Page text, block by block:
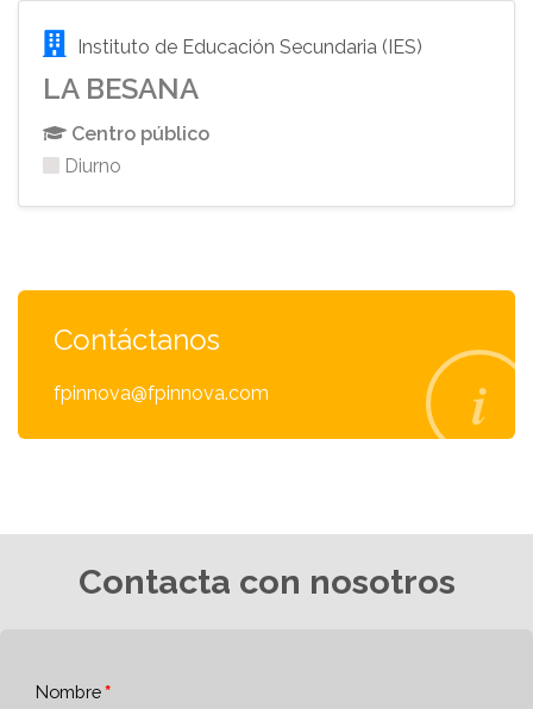
Instituto de Educación Secundaria (IES)
LA BESANA
Centro público
Diurno
Contáctanos
fpinnova@fpinnova.com
Contacta con nosotros
Nombre